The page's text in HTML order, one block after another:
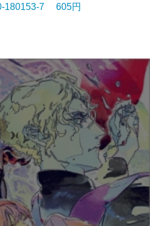
180153-7 605円